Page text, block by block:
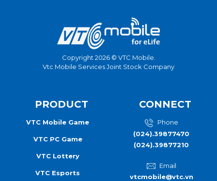
Copyright 2026 © VTC Mobile.
Vtc Mobile Services Joint Stock Company
PRODUCT
VTC Mobile Game
VTC PC Game
VTC Lottery
VTC Esports
CONNECT
Phone
(024).39877470
(024).39877210
Email
vtcmobile@vtc.vn